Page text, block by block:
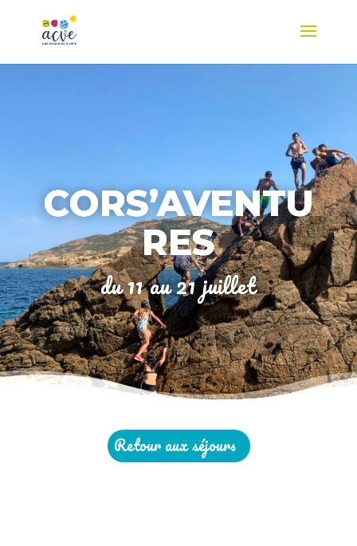
CORS’AVENTU
RES
du 11 au 21 juillet
Retour aux séjours